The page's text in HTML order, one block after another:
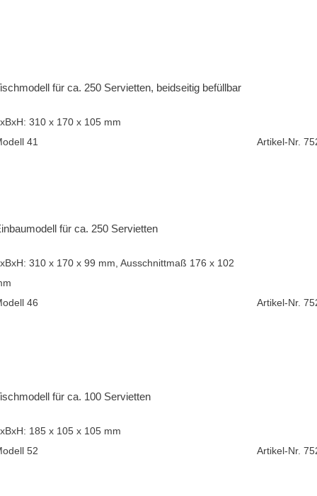
für ca. 250 Servietten, beidseitig befüllbar
310 x 170 x 105 mm
41
Artikel-Nr.
für ca. 250 Servietten
310 x 170 x 99 mm, Ausschnittmaß 176 x 102
46
Artikel-Nr.
für ca. 100 Servietten
185 x 105 x 105 mm
52
Artikel-Nr.